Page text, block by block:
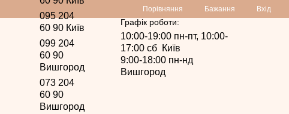
Порівняння Бажання Вхід
095 204
60 90 Київ
099 204
60 90
Вишгород
073 204
60 90
Вишгород
Графік роботи:
10:00-19:00 пн-пт, 10:00-
17:00 сб Київ
9:00-18:00 пн-нд
Вишгород